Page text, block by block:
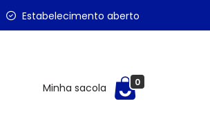
Estabelecimento aberto
Minha sacola 0